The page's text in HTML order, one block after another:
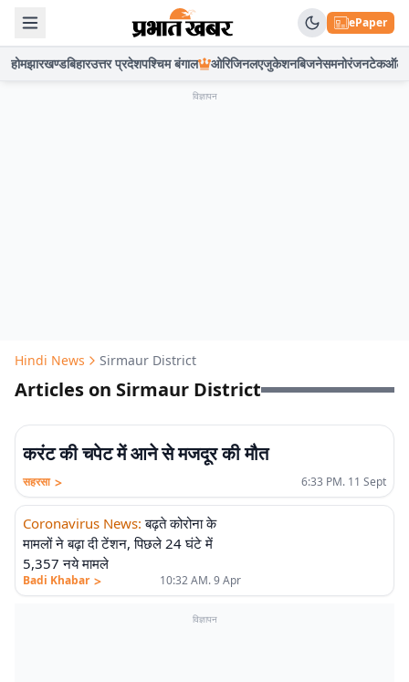
ePaper
होमझारखण्डबिहारउत्तर प्रदेशपश्चिम बंगाल ओरिजिनलएजुकेशनबिजनेसमनोरंजनटेकऑटो
विज्ञापन
Hindi News Sirmaur District
Articles on Sirmaur District
करंट की चपेट में आने से मजदूर की मौत
सहरसा > 6:33 PM. 11 Sept
Coronavirus News: बढ़ते कोरोना के
मामलों ने बढ़ा दी टेंशन, पिछले 24 घंटे में
5,357 नये मामले
Badi Khabar > 10:32 AM. 9 Apr
विज्ञापन